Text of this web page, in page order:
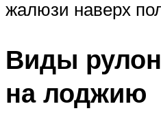
жалюзи наверх
Виды
на лоджию